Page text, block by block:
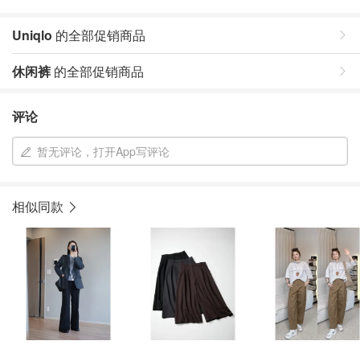
Uniqlo 的全部促销商品
休闲裤 的全部促销商品
评论
暂无评论，打开App写评论
相似同款